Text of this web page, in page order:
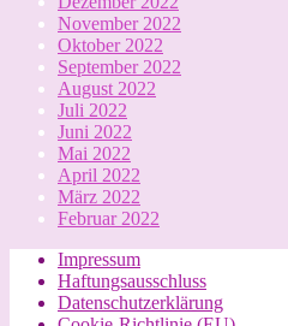
November 2022
Oktober 2022
September 2022
August 2022
Juli 2022
Juni 2022
Mai 2022
April 2022
März 2022
Februar 2022
Impressum
Haftungsausschluss
Datenschutzerklärung